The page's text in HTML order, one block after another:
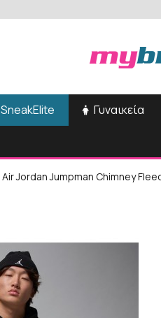
SneakElite Γυναικεία
Air Jordan Jumpman Chimney